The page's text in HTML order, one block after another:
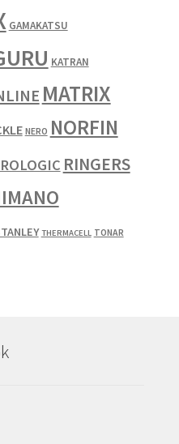
GAMAKATSU
KATRAN
MATRIX
NERO NORFIN
RINGERS
THERMACELL TONAR